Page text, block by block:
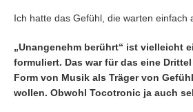
Ich hatte das Gefühl, die warten einfach
„Unangenehm berührt“ ist vielleicht
formuliert. Das war für das eine
Form von Musik als Träger von
wollen. Obwohl Tocotronic ja auch